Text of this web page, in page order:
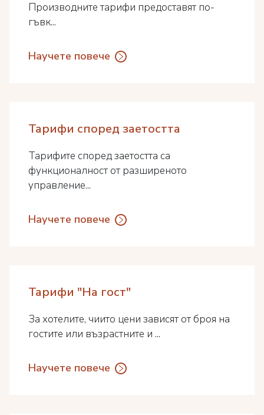
Производните тарифи предоставят по-
гъвк...
Научете повече
Тарифи според заетостта
Тарифите според заетостта са
функционалност от разширеното
управление...
Научете повече
Тарифи "На гост"
За хотелите, чиито цени зависят от броя на
гостите или възрастните и ...
Научете повече